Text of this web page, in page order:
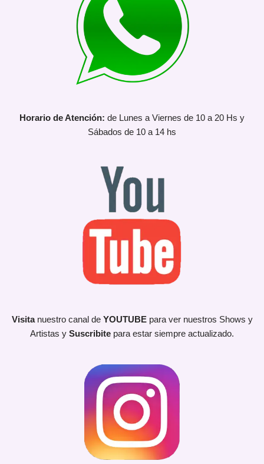
Horario de Atención: de Lunes a Viernes de 10 a 20 Hs y
Sábados de 10 a 14 hs
Visita nuestro canal de YOUTUBEpara ver nuestros Shows y
Artistas y Suscribite para estar siempre actualizado.